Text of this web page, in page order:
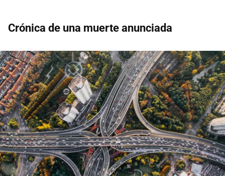
Crónica de una muerte anunciada